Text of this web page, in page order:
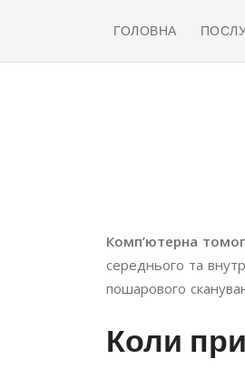
ГОЛОВНА
Комп’ютерна
середнього та
пошарового
Коли